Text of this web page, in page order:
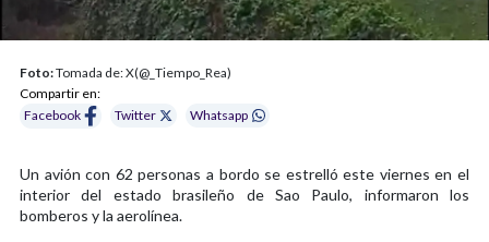
Foto:Tomada de: X(@_Tiempo_Rea)
Compartir en:
Facebook
Twitter Whatsapp
Un avión con 62 personas a bordo se estrelló este viernes en el
interior del estado brasileño de Sao Paulo, informaron los
bomberos y la aerolínea.